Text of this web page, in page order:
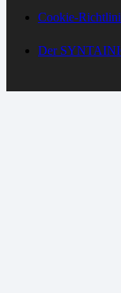
Cookie-
Der